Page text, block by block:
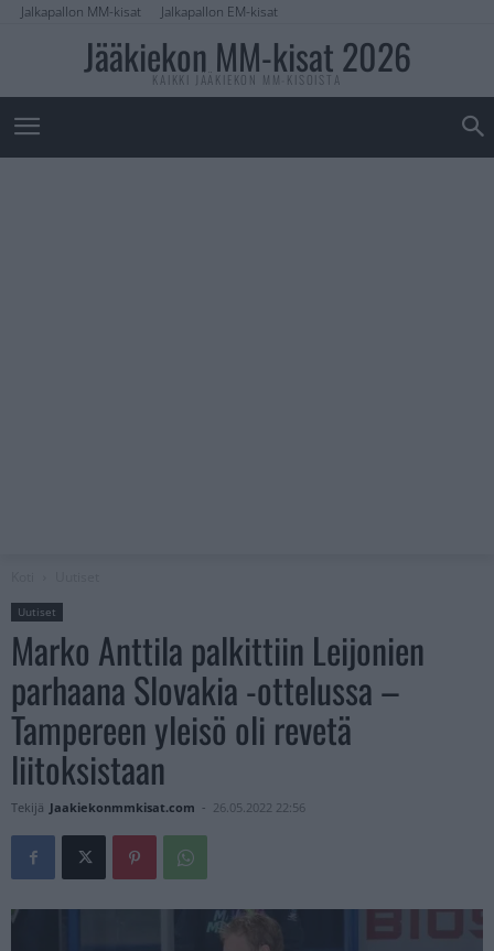
Jalkapallon MM-kisat Jalkapallon EM-kisat
Jääkiekon MM-kisat 2026
KAIKKI JÄÄKIEKON MM-KISOISTA
Uutiset
Marko Anttila palkittiin Leijonien
parhaana Slovakia -ottelussa –
Tampereen yleisö oli revetä
liitoksistaan
Tekijä Jaakiekonmmkisat.com - 26.05.2022 22:56